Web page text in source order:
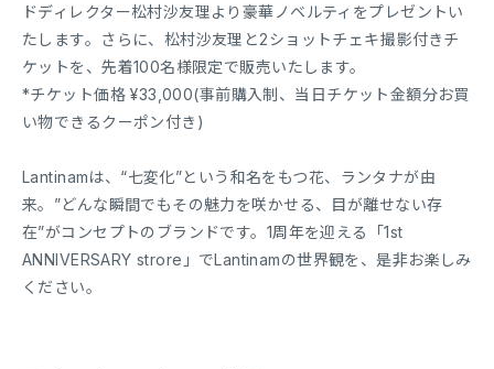
ドディレクター松村沙友理より豪華ノベルティをプレゼントい
たします。さらに、松村沙友理と2ショットチェキ撮影付きチ
ケットを、先着100名様限定で販売いたします。
*チケット価格 ¥33,000(事前購入制、当日チケット金額分お買
い物できるクーポン付き)
Lantinamは、“七変化”という和名をもつ花、ランタナが由
来。”どんな瞬間でもその魅力を咲かせる、目が離せない存
在”がコンセプトのブランドです。1周年を迎える「1st
ANNIVERSARY strore」でLantinamの世界観を、是非お楽しみ
ください。